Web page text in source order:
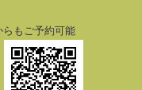
らもご予約可能